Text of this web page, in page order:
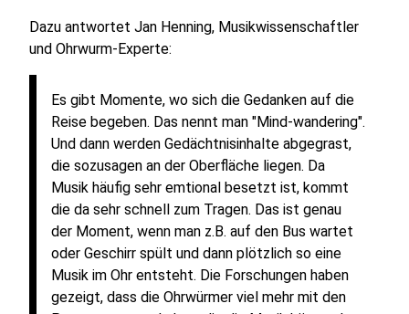
Dazu antwortet Jan Henning, Musikwissenschaftler
und Ohrwurm-Experte:
Es gibt Momente, wo sich die Gedanken auf die
Reise begeben. Das nennt man "Mind-wandering".
Und dann werden Gedächtnisinhalte abgegrast,
die sozusagen an der Oberfläche liegen. Da
Musik häufig sehr emtional besetzt ist, kommt
die da sehr schnell zum Tragen. Das ist genau
der Moment, wenn man z.B. auf den Bus wartet
oder Geschirr spült und dann plötzlich so eine
Musik im Ohr entsteht. Die Forschungen haben
gezeigt, dass die Ohrwürmer viel mehr mit den